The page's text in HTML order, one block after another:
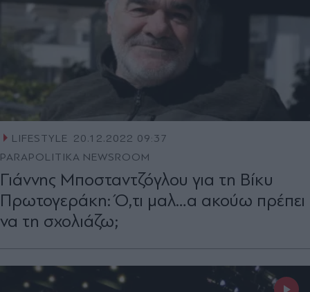
LIFESTYLE 20.12.2022 09:37
PARAPOLITIKA NEWSROOM
Γιάννης Μποσταντζόγλου για τη Βίκυ
Πρωτογεράκη: Ό,τι μαλ…α ακούω πρέπει
να τη σχολιάζω;